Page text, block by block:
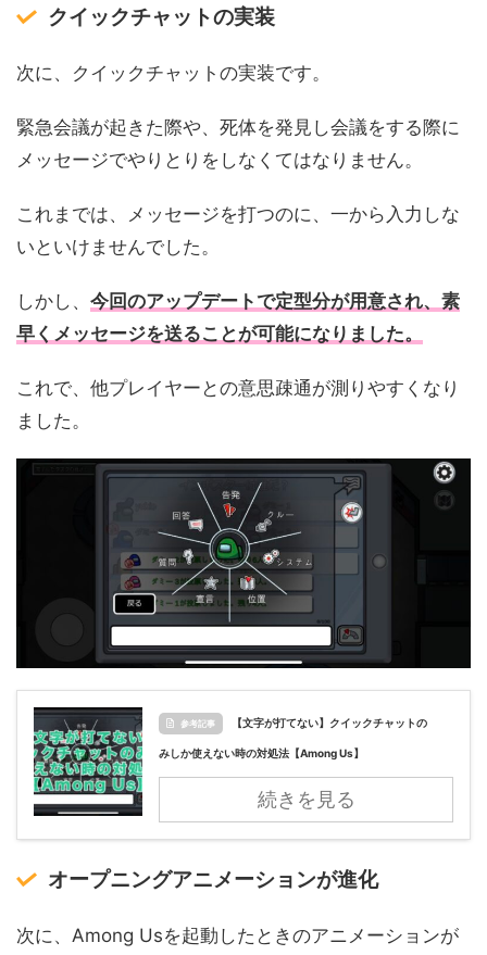
クイックチャットの実装
次に、クイックチャットの実装です。
緊急会議が起きた際や、死体を発見し会議をする際に
メッセージでやりとりをしなくてはなりません。
これまでは、メッセージを打つのに、一から入力しな
いといけませんでした。
しかし、 今回のアップデートで定型分が用意され、素
早くメッセージを送ることが可能になりました。
これで、他プレイヤーとの意思疎通が測りやすくなり
ました。
参考記事 【文字が打てない】クイックチャットの
みしか使えない時の対処法【Among Us】
続きを見る
オープニングアニメーションが進化
次に、Among Usを起動したときのアニメーションが